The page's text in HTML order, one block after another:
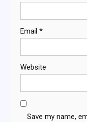
Email *
Website
Save my name,